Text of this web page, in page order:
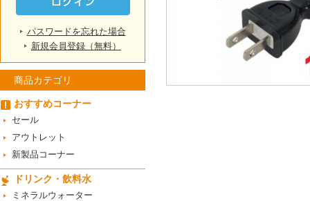
パスワードを忘れた場合
新規会員登録（無料）
商品カテゴリ
おすすめコーナー
セール
アウトレット
新製品コーナー
ドリンク・飲料水
ミネラルウォーター